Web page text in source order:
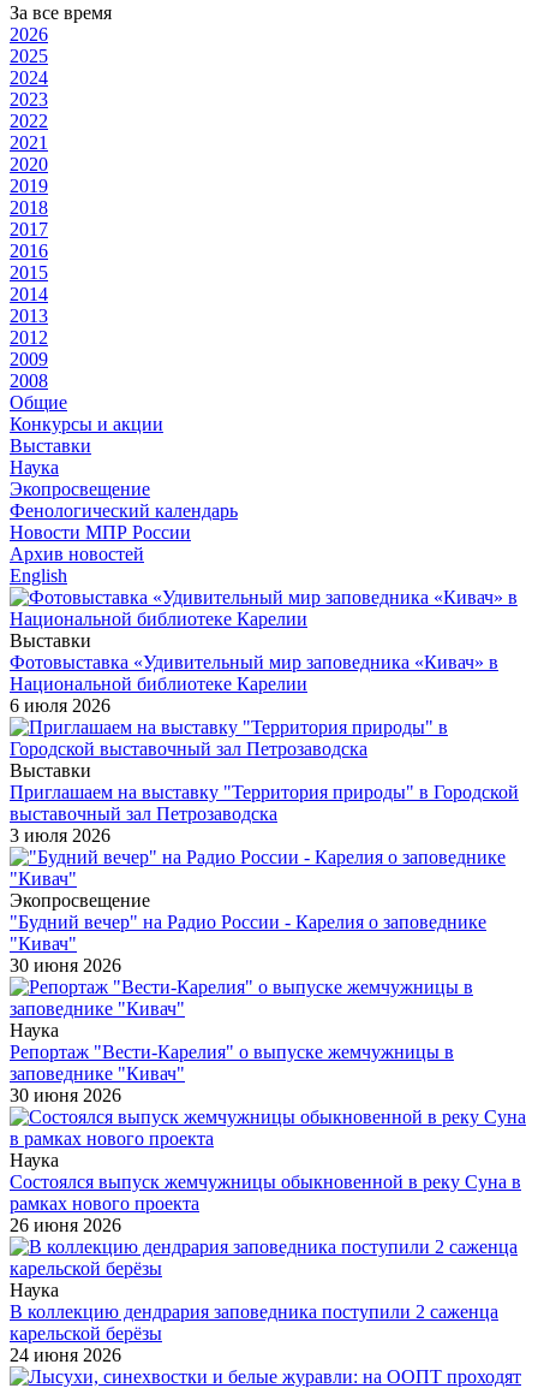
За все время
2026
2025
2024
2023
2022
2021
2020
2019
2018
2017
2016
2015
2014
2013
2012
2009
2008
Общие
Конкурсы и акции
Выставки
Наука
Экопросвещение
Фенологический календарь
Новости МПР России
Архив новостей
English
Выставки
Фотовыставка «Удивительный мир заповедника «Кивач» в
Национальной библиотеке Карелии
6 июля 2026
Выставки
Приглашаем на выставку "Территория природы" в Городской
выставочный зал Петрозаводска
3 июля 2026
Экопросвещение
"Будний вечер" на Радио России - Карелия о заповеднике
"Кивач"
30 июня 2026
Наука
Репортаж "Вести-Карелия" о выпуске жемчужницы в
заповеднике "Кивач"
30 июня 2026
Наука
Состоялся выпуск жемчужницы обыкновенной в реку Суна в
рамках нового проекта
26 июня 2026
Наука
В коллекцию дендрария заповедника поступили 2 саженца
карельской берёзы
24 июня 2026